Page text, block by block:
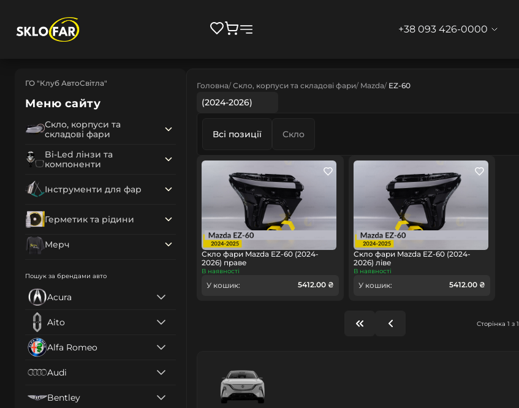
+38 093 426-0000
ГО "Клуб АвтоСвітла"
Меню сайту
Скло, корпуси та
складові фари
Bi-Led лінзи та
компоненти
Інструменти для фар
Герметик та рідини
Мерч
Пошук за брендами авто
Acura
Aito
Alfa Romeo
Audi
Bentley
Головна Скло, корпуси та складові фари Mazda EZ-60
(2024-2026)
Всі позиції Скло
Скло фари Mazda EZ-60 (2024-
2026) праве
В наявності
У кошик: 5412.00 ₴
Скло фари Mazda EZ-60 (2024-
2026) ліве
В наявності
У кошик: 5412.00 ₴
Сторінка 1 з 1